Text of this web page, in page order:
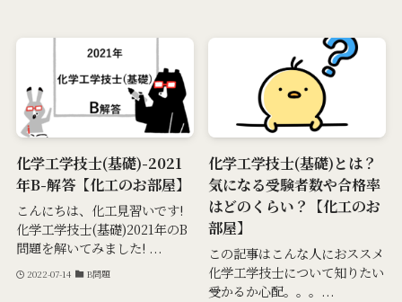
化学工学技士(基礎)-2021
年B-解答【化工のお部屋】
こんにちは、化工見習いです!
化学工学技士(基礎)2021年のB
問題を解いてみました! ...
2022-07-14 B問題
化学工学技士(基礎)とは？
気になる受験者数や合格率
はどのくらい？【化工のお
部屋】
この記事はこんな人におススメ
化学工学技士について知りたい
受かるか心配。。。...